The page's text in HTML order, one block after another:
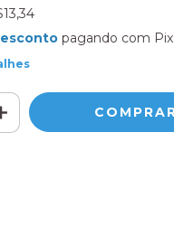
pagando com Pix